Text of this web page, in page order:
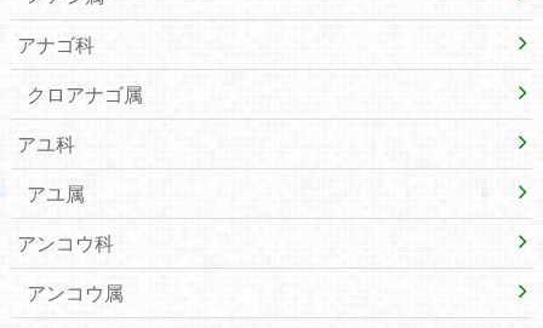
アナゴ科
クロアナゴ属
アユ科
アユ属
アンコウ科
アンコウ属